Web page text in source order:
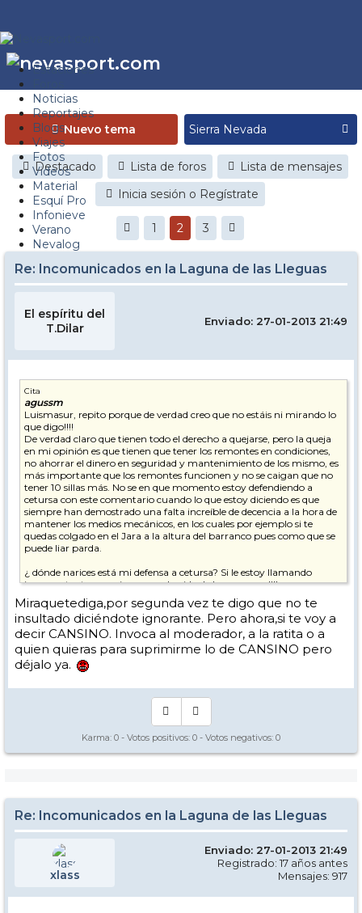
Estaciones
Noticias
Reportajes
Blogs
Viajes
Fotos
Videos
Material
Esquí Pro
Infonieve
Verano
Nevalog
Nuevo tema
Destacado Lista de foros
Lista de mensajes
Inicia sesión o Regístrate
1 2 3
Re: Incomunicados en la Laguna de las Lleguas
El espíritu del
T.Dilar
Enviado: 27-01-2013 21:49
Cita
agussm
Luismasur, repito porque de verdad creo que no estáis ni mirando lo
que digo!!!!
De verdad claro que tienen todo el derecho a quejarse, pero la queja
en mi opinión es que tienen que tener los remontes en condiciones,
no ahorrar el dinero en seguridad y mantenimiento de los mismo, es
más importante que los remontes funcionen y no se caigan que no
tener 10 sillas más. No se en que momento estoy defendiendo a
cetursa con este comentario cuando lo que estoy diciendo es que
siempre han demostrado una falta increíble de decencia a la hora de
mantener los medios mecánicos, en los cuales por ejemplo si te
quedas colgado en el Jara a la altura del barranco pues como que se
puede liar parda.
¿ dónde narices está mi defensa a cetursa? Si le estoy llamando
incompetente y que juega con la vida de las personas!!!!
En cuanto al que me llama ignorante, espero que se pase un
moderador por aquí... Si borra algo mío pues también me parecerá
bien. Una cosa es que pueda estar equivocado, no conozco los
primeros años y pensaba que el antiguo dilar era posterior al ts de la
laguna, pero si os parece normal insultar en vez de decir oye mira te
estas equivocando, pues bueno, no me verás insultarte si veo que te
Miraquetediga,por segunda vez te digo que no te
insultado diciéndote ignorante. Pero ahora,si te voy a
decir CANSINO. Invoca al moderador, a la ratita o a
quien quieras para suprimirme lo de CANSINO pero
déjalo ya.
Karma: 0 - Votos positivos: 0 - Votos negativos: 0
Re: Incomunicados en la Laguna de las Lleguas
xlass
Enviado: 27-01-2013 21:49
Registrado: 17 años antes
Mensajes: 917